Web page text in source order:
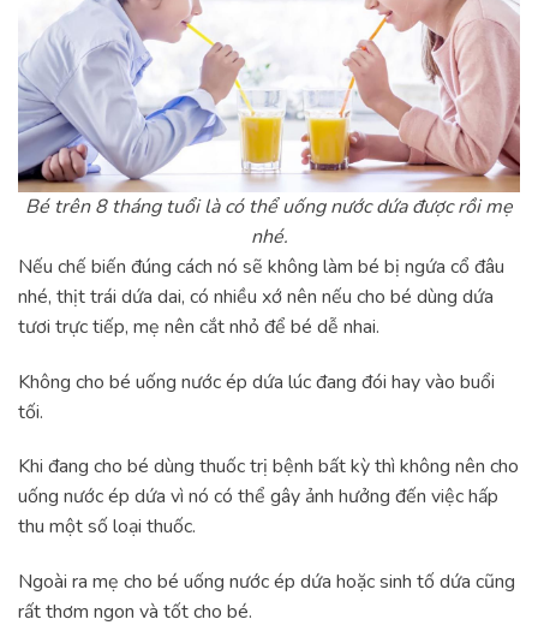
Bé trên 8 tháng tuổi là có thể uống nước dứa được rồi mẹ
nhé.
Nếu chế biến đúng cách nó sẽ không làm bé bị ngứa cổ đâu
nhé, thịt trái dứa dai, có nhiều xớ nên nếu cho bé dùng dứa
tươi trực tiếp, mẹ nên cắt nhỏ để bé dễ nhai.
Không cho bé uống nước ép dứa lúc đang đói hay vào buổi
tối.
Khi đang cho bé dùng thuốc trị bệnh bất kỳ thì không nên cho
uống nước ép dứa vì nó có thể gây ảnh hưởng đến việc hấp
thu một số loại thuốc.
Ngoài ra mẹ cho bé uống nước ép dứa hoặc sinh tố dứa cũng
rất thơm ngon và tốt cho bé.